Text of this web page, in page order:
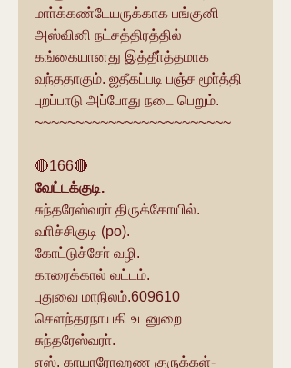
மாா்க்கண்டேயருக்காக பங்குனி
அஸ்வினி நட்சத்திரத்தில்
கங்கையானது இத்தீா்த்தமாக
வந்ததாகும். ஐதீகப்படி பஞ்ச மூா்த்தி
புறப்பாடு அப்போது நடை பெறும்.
~~~~~~~~~~~~~~~~~~~~~~~~
🔴166🔴
வேட்டக்குடி.
சுந்தரேஸ்வரா் திருக்கோயில்.
வாிச்சிகுடி (po).
கோட்டுச்சோ் வழி.
காரைக்கால் வட்டம்.
புதுவை மாநிலம்.609610
செளந்தரநாயகி உடனுறை
சுந்தரேஸ்வரா்.
எஸ். காயாரோஹண குருக்கள்-